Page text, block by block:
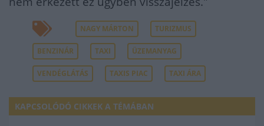
NAGY MÁRTON TURIZMUS
BENZINÁR TAXI ÜZEMANYAG
VENDÉGLÁTÁS TAXIS PIAC TAXI ÁRA
KAPCSOLÓDÓ CIKKEK A TÉMÁBAN